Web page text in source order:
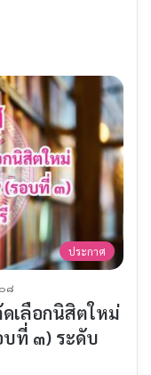
ประกาศ
๘
เลือกนิสิตใหม่
ที่ ๓) ระดับ